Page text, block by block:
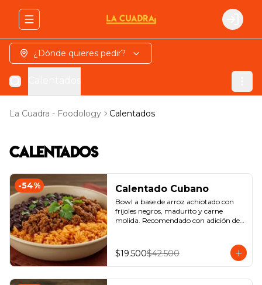
Abrir menu de navegación Login
¿Dónde quieres pedir?
La Cuadra - Foodology Calentados
Calentados
-54% Calentado Cubano
Bowl a base de arroz achiotado con
fríjoles negros, madurito y carne
molida. Recomendado con adición de
$19.500$42.500